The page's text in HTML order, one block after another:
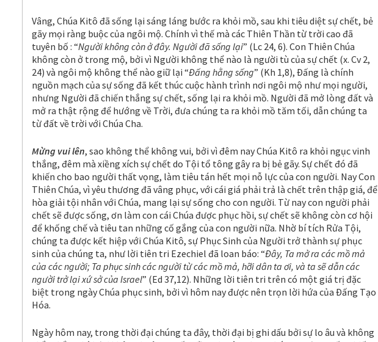
Vâng, Chúa Kitô đã sống lại sáng láng bước ra khỏi mồ, sau khi tiêu diệt sự chết, bẻ
gãy mọi ràng buộc của ngôi mộ. Chính vì thế mà các Thiên Thần từ trời cao đã
tuyên bố : “Người không còn ở đây. Người đã sống lại” (Lc 24, 6). Con Thiên Chúa
không còn ở trong mộ, bởi vì Người không thể nào là người tù của sự chết (x. Cv 2,
24) và ngôi mộ không thể nào giữ lại “Ðấng hằng sống” (Kh 1,8), Ðấng là chính
nguồn mạch của sự sống đã kết thúc cuộc hành trình nơi ngôi mộ như mọi người,
nhưng Người đã chiến thắng sự chết, sống lại ra khỏi mồ. Người đã mở lòng đất và
mở ra thật rộng để hướng về Trời, đưa chúng ta ra khỏi mồ tăm tối, dẫn chúng ta
từ đất về trời với Chúa Cha.
Mừng vui lên, sao không thể không vui, bởi vì đêm nay Chúa Kitô ra khỏi ngục vinh
thắng, đêm mà xiềng xích sự chết do Tội tổ tông gây ra bị bẻ gãy. Sự chết đó đã
khiến cho bao người thất vọng, làm tiêu tán hết mọi nỗ lực của con người. Nay Con
Thiên Chúa, vì yêu thương đã vâng phục, với cái giá phải trả là chết trên thập giá, để
hòa giải tội nhân với Chúa, mang lại sự sống cho con người. Từ nay con người phải
chết sẽ được sống, ơn làm con cái Chúa được phục hồi, sự chết sẽ không còn cơ hội
để khống chế và tiêu tan những cố gắng của con người nữa. Nhờ bí tích Rửa Tội,
chúng ta được kết hiệp với Chúa Kitô, sự Phục Sinh của Người trở thành sự phục
sinh của chúng ta, như lời tiên tri Ezechiel đã loan báo: “Ðây, Ta mở ra các mồ mả
của các người; Ta phục sinh các người từ các mồ mả, hỡi dân ta ơi, và ta sẽ dẫn các
người trở lại xứ sở của Israel” (Ed 37,12). Những lời tiên tri trên có một giá trị đặc
biệt trong ngày Chúa phục sinh, bởi vì hôm nay được nên trọn lời hứa của Ðấng Tạo
Hóa.
Ngày hôm nay, trong thời đại chúng ta đây, thời đại bị ghi dấu bởi sự lo âu và không